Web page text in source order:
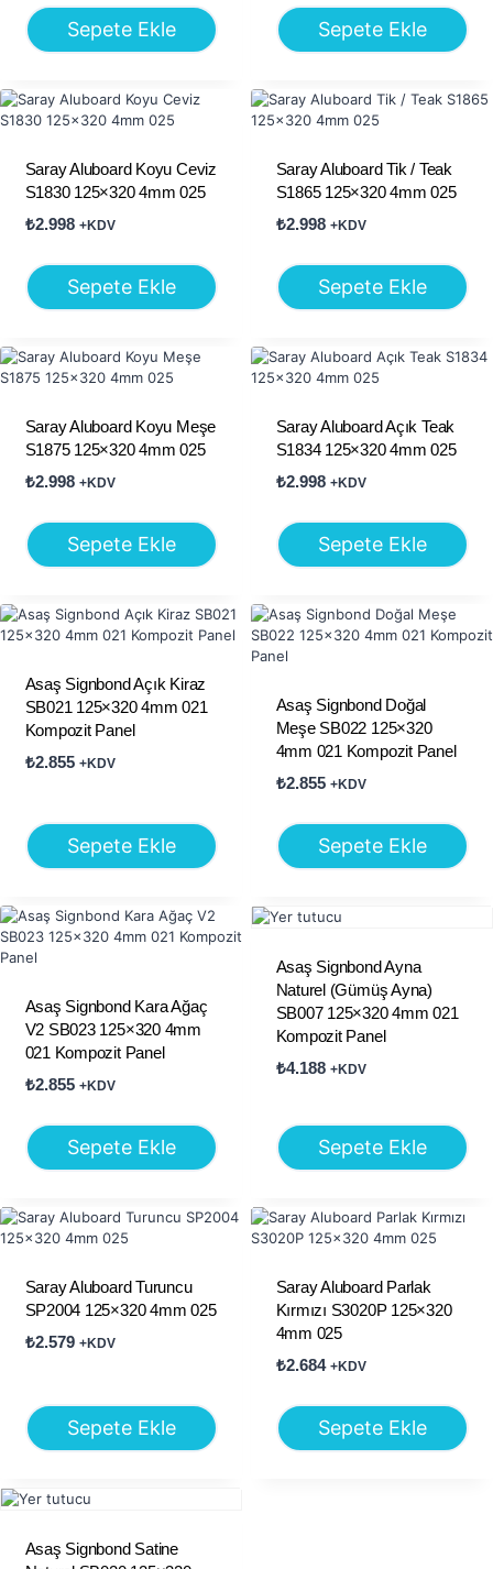
Sepete Ekle Sepete Ekle
Saray Aluboard Koyu Ceviz
S1830 125×320 4mm 025
₺2.998 +KDV
Sepete Ekle
Saray Aluboard Tik / Teak
S1865 125×320 4mm 025
₺2.998 +KDV
Sepete Ekle
Saray Aluboard Koyu Meşe
S1875 125×320 4mm 025
₺2.998 +KDV
Sepete Ekle
Saray Aluboard Açık Teak
S1834 125×320 4mm 025
₺2.998 +KDV
Sepete Ekle
Asaş Signbond Açık Kiraz
SB021 125×320 4mm 021
Kompozit Panel
₺2.855 +KDV
Sepete Ekle
Asaş Signbond Doğal
Meşe SB022 125×320
4mm 021 Kompozit Panel
₺2.855 +KDV
Sepete Ekle
Asaş Signbond Kara Ağaç
V2 SB023 125×320 4mm
021 Kompozit Panel
₺2.855 +KDV
Sepete Ekle
Asaş Signbond Ayna
Naturel (Gümüş Ayna)
SB007 125×320 4mm 021
Kompozit Panel
₺4.188 +KDV
Sepete Ekle
Saray Aluboard Turuncu
SP2004 125×320 4mm 025
₺2.579 +KDV
Sepete Ekle
Saray Aluboard Parlak
Kırmızı S3020P 125×320
4mm 025
₺2.684 +KDV
Sepete Ekle
Asaş Signbond Satine